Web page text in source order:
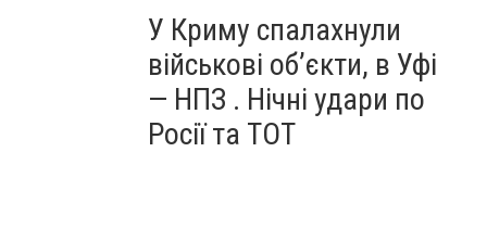
У Криму спалахнули
військові об’єкти, в Уфі
— НПЗ . Нічні удари по
Росії та ТОТ